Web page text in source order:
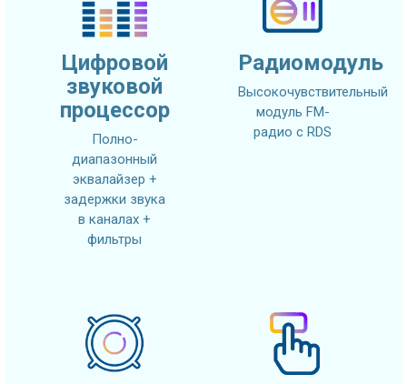
Цифровой
звуковой
процессор
Полно-
диапазонный
эквалайзер +
задержки звука
в каналах +
фильтры
Радиомодуль
Высокочувствительный
модуль FM-
радио с RDS